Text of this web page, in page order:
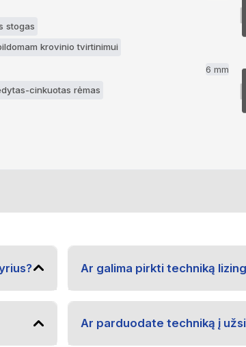
stogas
krovinio tvirtinimui
cinkuotas rėmas
6 mm
Ar galima pirkti techniką
Ar parduodate techniką į